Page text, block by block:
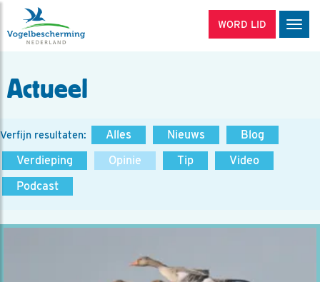
WORD LID
Actueel
Verfijn resultaten: Alles Nieuws
Blog
Verdieping
Opinie Tip
Video
Podcast